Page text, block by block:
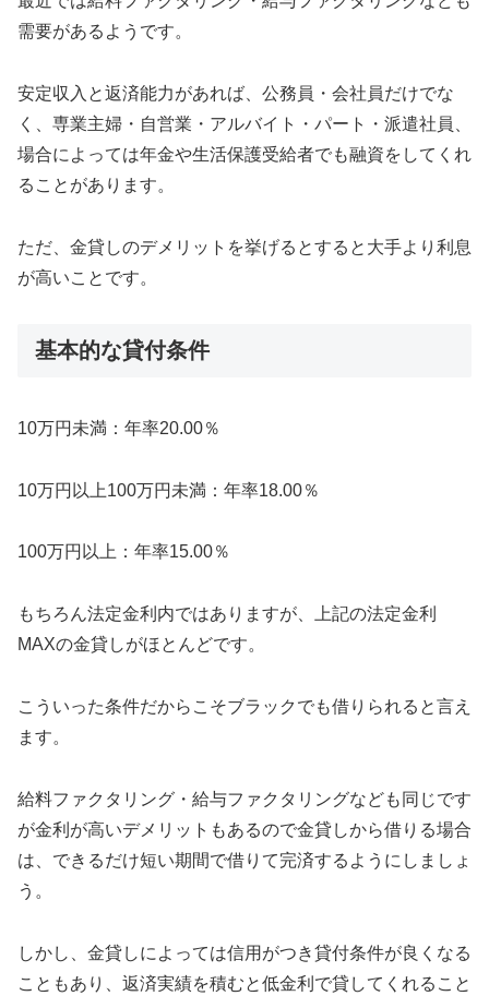
需要があるようです。
安定収入と返済能力があれば、公務員・会社員だけでな
く、専業主婦・自営業・アルバイト・パート・派遣社員、
場合によっては年金や生活保護受給者でも融資をしてくれ
ることがあります。
ただ、金貸しのデメリットを挙げるとすると大手より利息
が高いことです。
基本的な貸付条件
10万円未満：年率20.00％
10万円以上100万円未満：年率18.00％
100万円以上：年率15.00％
もちろん法定金利内ではありますが、上記の法定金利
MAXの金貸しがほとんどです。
こういった条件だからこそブラックでも借りられると言え
ます。
給料ファクタリング・給与ファクタリングなども同じです
が金利が高いデメリットもあるので金貸しから借りる場合
は、できるだけ短い期間で借りて完済するようにしましょ
う。
しかし、金貸しによっては信用がつき貸付条件が良くなる
こともあり、返済実績を積むと低金利で貸してくれること